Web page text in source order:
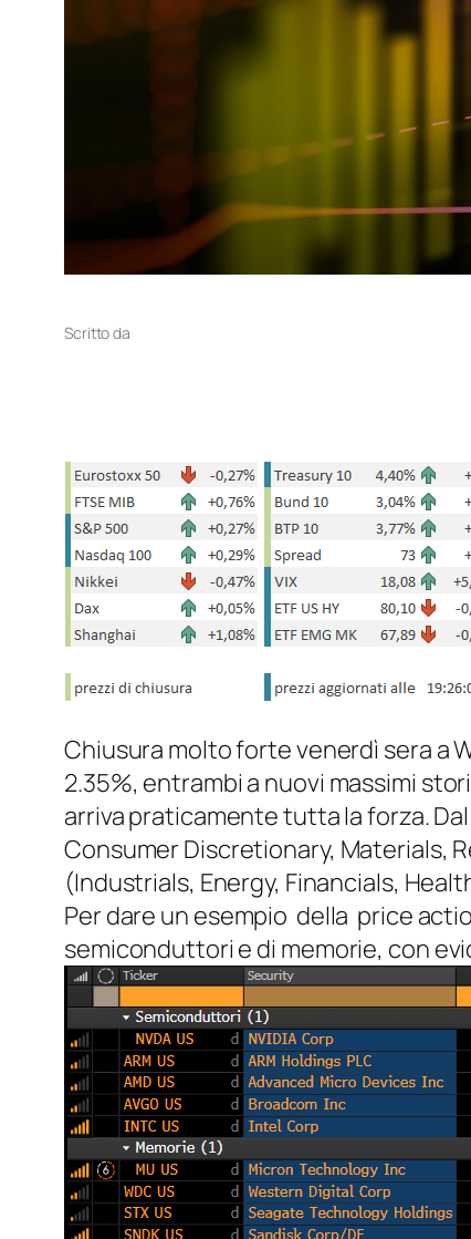
Scritto da
Chiusura molto forte venerdì sera a
2.35%, entrambi a nuovi massimi
arriva praticamente tutta la forza.
Consumer Discretionary, Materials,
(Industrials, Energy, Financials,
Per dare un esempio della price
semiconduttori e di memorie, con